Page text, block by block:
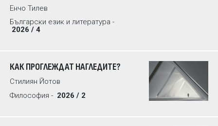
Енчо Тилев
Български език и литература -
2026 / 4
КАК ПРОГЛЕЖДАТ НАГЛЕДИТЕ?
Стилиян Йотов
Философия - 2026 / 2